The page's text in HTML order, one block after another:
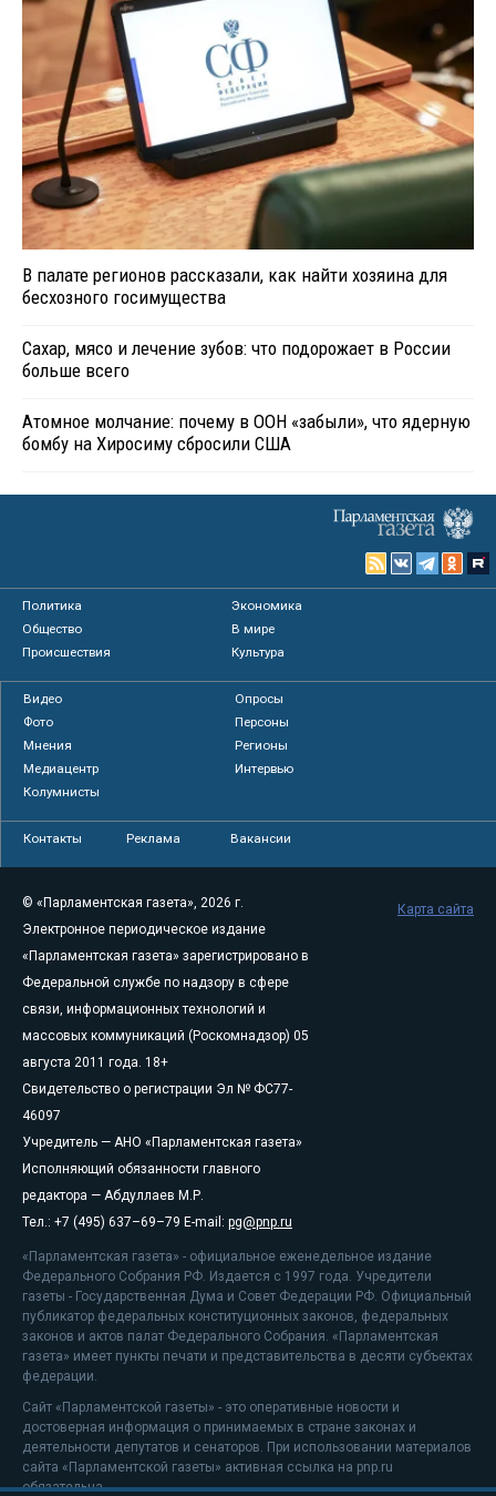
В палате регионов рассказали, как найти хозяина для
бесхозного госимущества
Сахар, мясо и лечение зубов: что подорожает в России
больше всего
Атомное молчание: почему в ООН «забыли», что ядерную
бомбу на Хиросиму сбросили США
Политика
Экономика
Общество
В мире
Происшествия
Культура
Видео
Опросы
Фото
Персоны
Мнения
Регионы
Медиацентр
Интервью
Колумнисты
Контакты Реклама Вакансии
© «Парламентская газета», 2026 г.
Электронное периодическое издание
«Парламентская газета» зарегистрировано в
Федеральной службе по надзору в сфере
связи, информационных технологий и
массовых коммуникаций (Роскомнадзор) 05
августа 2011 года. 18+
Свидетельство о регистрации Эл № ФС77-
46097
Учредитель — АНО «Парламентская газета»
Исполняющий обязанности главного
редактора — Абдуллаев М.Р.
Тел.: +7 (495) 637–69–79 E-mail: pg@pnp.ru
«Парламентская газета» - официальное еженедельное издание
Федерального Собрания РФ. Издается с 1997 года. Учредители
газеты - Государственная Дума и Совет Федерации РФ. Официальный
публикатор федеральных конституционных законов, федеральных
законов и актов палат Федерального Собрания. «Парламентская
газета» имеет пункты печати и представительства в десяти субъектах
федерации.
Сайт «Парламентской газеты» - это оперативные новости и
достоверная информация о принимаемых в стране законах и
деятельности депутатов и сенаторов. При использовании материалов
сайта «Парламентской газеты» активная ссылка на pnp.ru
обязательна.
Карта сайта